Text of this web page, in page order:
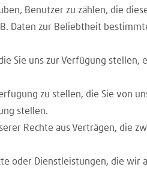
Benutzer zu zählen, die
Daten zur Beliebtheit
Sie uns zur Verfügung stellen,
zu stellen, die Sie von
stellen.
Rechte aus Verträgen, die
oder Dienstleistungen, die